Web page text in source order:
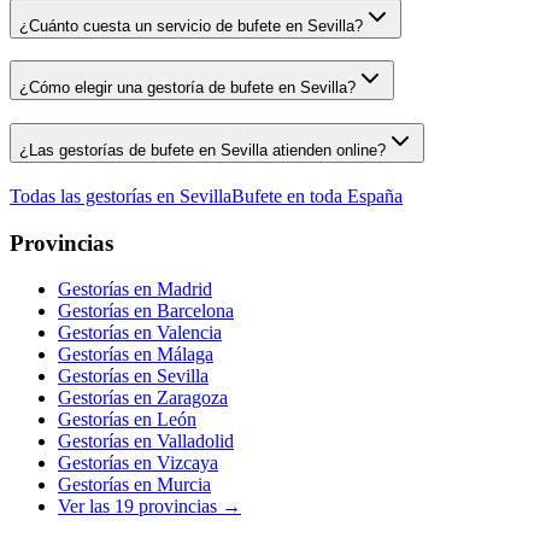
¿Cuánto cuesta un servicio de bufete en Sevilla?
¿Cómo elegir una gestoría de bufete en Sevilla?
¿Las gestorías de bufete en Sevilla atienden online?
Todas las gestorías en SevillaBufete en toda España
Provincias
Gestorías en Madrid
Gestorías en Barcelona
Gestorías en Valencia
Gestorías en Málaga
Gestorías en Sevilla
Gestorías en Zaragoza
Gestorías en León
Gestorías en Valladolid
Gestorías en Vizcaya
Gestorías en Murcia
Ver las 19 provincias →